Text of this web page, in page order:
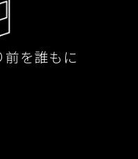
前を誰もに